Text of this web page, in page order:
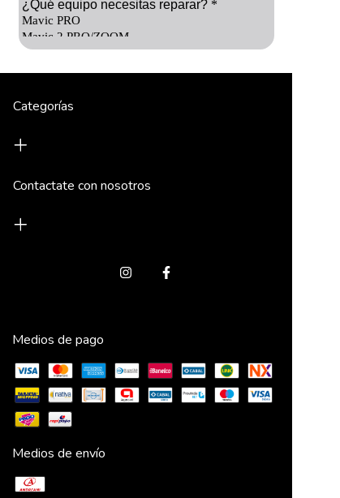
Categorías
Contactate con nosotros
Medios de pago
Medios de envío